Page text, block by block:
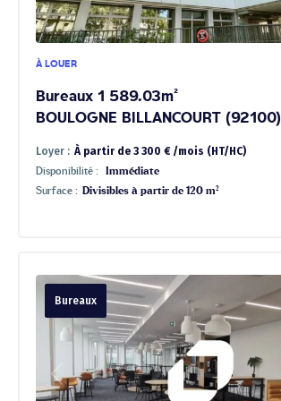
À LOUER
Bureaux 1 589.03m²
BOULOGNE BILLANCOURT (92100)
Loyer : À partir de 3 300 € /mois (HT/HC)
Disponibilité :
Immédiate
Surface : Divisibles à partir de 120 m²
Bureaux